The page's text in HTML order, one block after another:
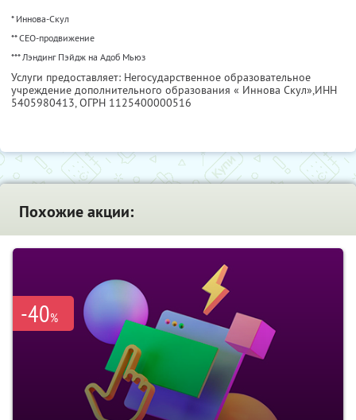
* Иннова-Скул
** СЕО-продвижение
*** Лэндинг Пэйдж на Адоб Мьюз
Услуги предоставляет: Негосударственное образовательное
учреждение дополнительного образования « Иннова Скул»,ИНН
5405980413, ОГРН 1125400000516
Похожие акции:
-40%